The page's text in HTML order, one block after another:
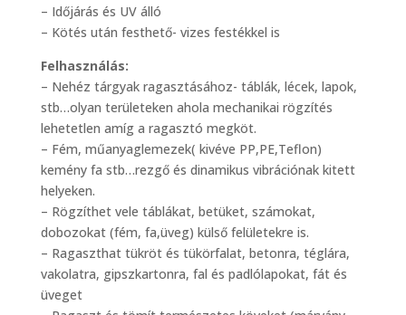
– Időjárás és UV álló
– Kötés után festhető- vizes festékkel is
Felhasználás:
– Nehéz tárgyak ragasztásához- táblák, lécek, lapok,
stb…olyan területeken ahola mechanikai rögzítés
lehetetlen amíg a ragasztó megköt.
– Fém, műanyaglemezek( kivéve PP,PE,Teflon)
kemény fa stb…rezgő és dinamikus vibrációnak kitett
helyeken.
– Rögzíthet vele táblákat, betüket, számokat,
dobozokat (fém, fa,üveg) külső felületekre is.
– Ragaszthat tükröt és tükörfalat, betonra, téglára,
vakolatra, gipszkartonra, fal és padlólapokat, fát és
üveget